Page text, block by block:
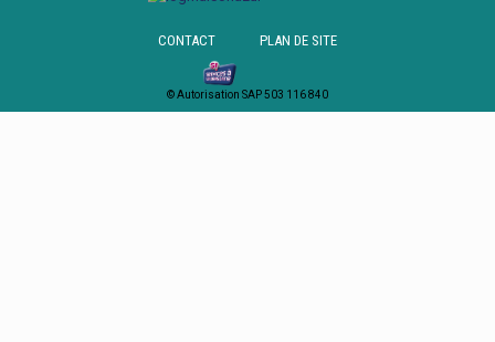
CONTACT PLAN DE SITE
© Autorisation SAP 503 116 840